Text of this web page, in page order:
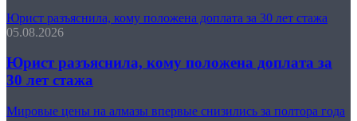
Юрист разъяснила, кому положена доплата за 30 лет стажа
05.08.2026
Юрист разъяснила, кому положена доплата за
30 лет стажа
Мировые цены на алмазы впервые снизились за полтора года